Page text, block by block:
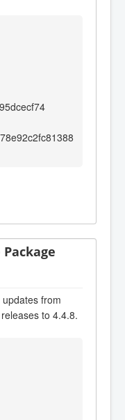
from
to 4.4.8.